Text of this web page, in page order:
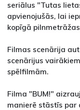
seriālus "Tutas
apvienojušās, lai
kopīgā
Filmas scenārija
scenārijus
spēlfilmām.
Filma "BUM!"
manierē stāstīs par